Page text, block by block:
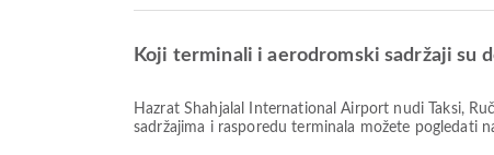
Koji terminali i aerodromski sadržaji su
Hazrat Shahjalal International Airport nudi Taksi, Ručavanje, Prostor za pušenje i mnoge druge pogodnosti koje poboljšavaju vaše putničko iskustvo. Detaljne informacije o
sadržajima i rasporedu terminala možete pogledati